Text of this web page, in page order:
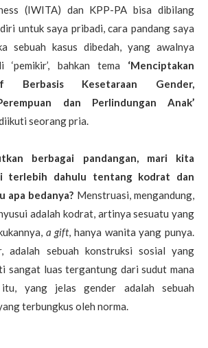
(IWITA) dan KPP-PA bisa dibilang
untuk saya pribadi, cara pandang saya
sebuah kasus dibedah, yang awalnya
‘pemikir’, bahkan tema ‘Menciptakan
Berbasis Kesetaraan Gender,
dan Perlindungan Anak’
seorang pria.
berbagai pandangan, mari kita
terlebih dahulu tentang kodrat dan
apa bedanya? Menstruasi, mengandung,
adalah kodrat, artinya sesuatu yang
a gift, hanya wanita yang punya.
adalah sebuah konstruksi sosial yang
sangat luas tergantung dari sudut mana
yang jelas gender adalah sebuah
terbungkus oleh norma.